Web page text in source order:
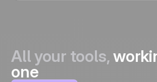
All your tools,
one